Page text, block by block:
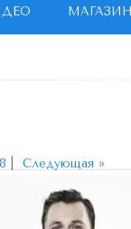
МАГАЗИН
Следующая »